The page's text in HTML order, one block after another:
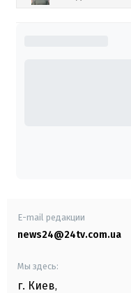
E-mail редакции
news24@24tv.com.ua
Мы здесь:
г. Киев,